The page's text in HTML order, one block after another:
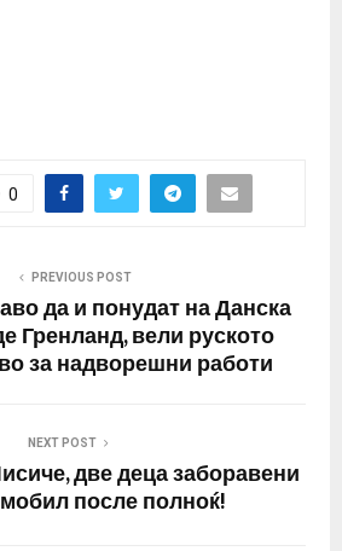
0
PREVIOUS POST
да и понудат на Данска
Гренланд, вели руското
за надворешни работи
NEXT POST
две деца заборавени
после полноќ!